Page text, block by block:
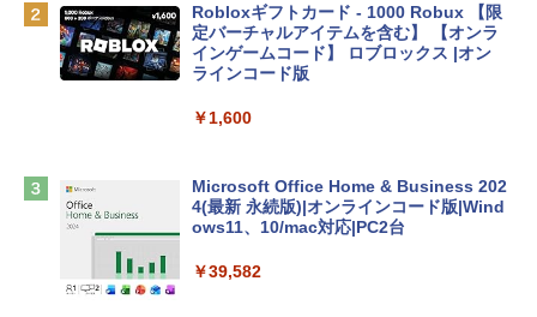
￥162,598
tomtoc 360°保護 15.6 16インチ パソコ
book Lenovo対応
Apple 2026 MacBook Air M5チップ搭載
igence、13.6インチLiquid Retinaディ
Robloxギフトカード - 1000 Robux 【限
定バーチャルアイテムを含む】 【オンラ
インゲームコード】 ロブロックス |オン
ラインコード版
￥1,600
Microsoft Office Home & Business 202
4(最新 永続版)|オンラインコード版|Wind
ows11、10/mac対応|PC2台
￥39,582